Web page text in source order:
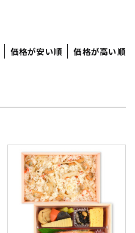
価格が安い順 価格が高い順